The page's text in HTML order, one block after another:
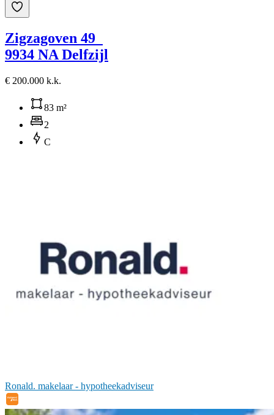
Zigzagoven 49
9934 NA Delfzijl
€ 200.000 k.k.
83 m²
2
C
Ronald. makelaar - hypotheekadviseur